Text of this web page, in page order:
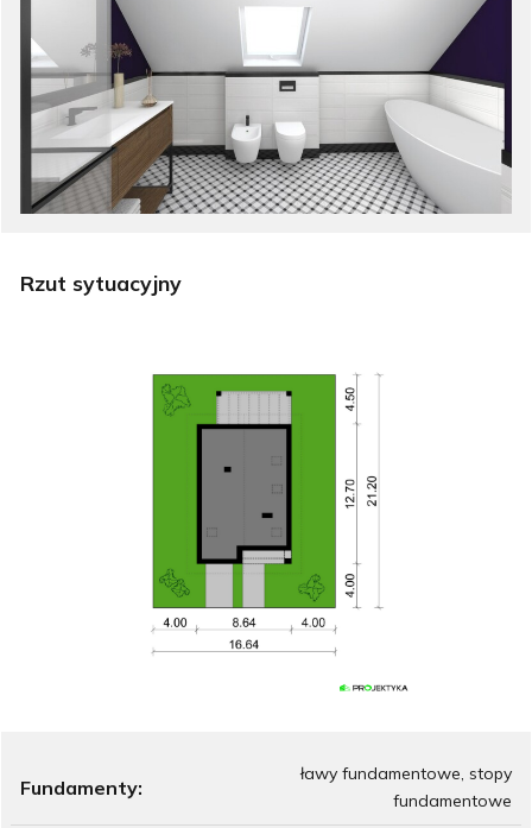
Rzut sytuacyjny
Fundamenty:
ławy fundamentowe, stopy
fundamentowe